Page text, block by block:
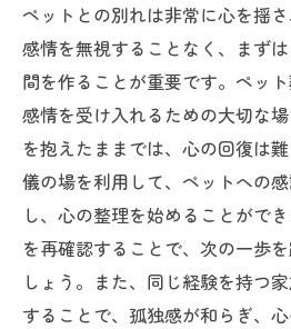
ペットとの別れは非常に心を揺
感情を無視することなく、まず
間を作ることが重要です。ペッ
感情を受け入れるための大切な
を抱えたままでは、心の回復は
儀の場を利用して、ペットへの
し、心の整理を始めることがで
を再確認することで、次の一歩
しょう。また、同じ経験を持つ
することで、孤独感が和らぎ、